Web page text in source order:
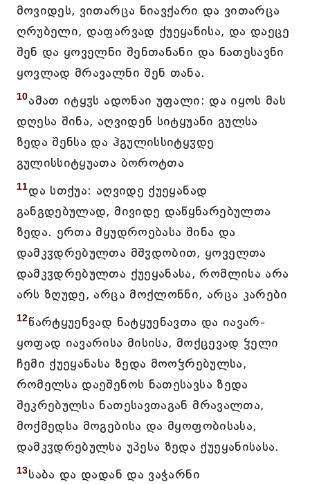
მოვიდეს, ვითარცა ნიავქარი და ვითარცა
ღრუბელი, დაფარვად ქუეყანისა, და დაეცე
შენ და ყოველნი შენთანანი და ნათესავნი
ყოვლად მრავალნი შენ თანა.
10ამათ იტყჳს ადონაი უფალი: და იყოს მას
დღესა შინა, აღვიდენ სიტყუანი გულსა
ზედა შენსა და ჰგულისსიტყჳდე
გულისსიტყუათა ბოროტთა
11და სთქუა: აღვიდე ქუეყანად
განგდებულად, მივიდე დაწყნარებულთა
ზედა. ერთა მყუდროებასა შინა და
დამკჳდრებულთა მშჳდობით, ყოველთა
დამკჳდრებულთა ქუეყანასა, რომლისა არა
არს ზღუდე, არცა მოქლონნი, არცა კარები
12წარტყუენვად ნატყუენავთა და იავარ-
ყოფად იავარისა მისისა, მოქცევად ჴელი
ჩემი ქუეყანასა ზედა მოოჴრებულსა,
რომელსა დაეშენოს ნათესავსა ზედა
შეკრებულსა ნათესავთაგან მრავალთა,
მოქმედსა მოგებისა და მყოფობისასა,
დამკჳდრებულსა უპესა ზედა ქუეყანისასა.
13საბა და დადან და ვაჭარნი